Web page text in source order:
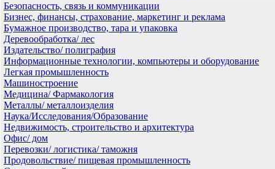
Безопасность, связь и коммуникации
Бизнес, финансы, страхование, маркетинг и реклама
Бумажное производство, тара и упаковка
Деревообработка/ лес
Издательство/ полиграфия
Информационные технологии, компьютеры и оборудование
Легкая промышленность
Машиностроение
Медицина/ Фармакология
Металлы/ металлоизделия
Наука/Исследования/Образование
Недвижимость, строительство и архитектура
Офис/ дом
Перевозки/ логистика/ таможня
Продовольствие/ пищевая промышленность